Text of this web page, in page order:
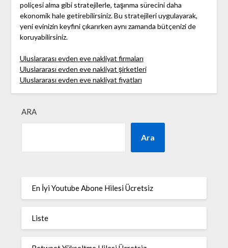
poliçesi alma gibi stratejilerle, taşınma sürecini daha
ekonomik hale getirebilirsiniz. Bu stratejileri uygulayarak,
yeni evinizin keyfini çıkarırken aynı zamanda bütçenizi de
koruyabilirsiniz.
Uluslararası evden eve nakliyat firmaları
Uluslararası evden eve nakliyat şirketleri
Uluslararası evden eve nakliyat fiyatları
ARA
Ara
En İyi Youtube Abone Hilesi Ücretsiz
Liste